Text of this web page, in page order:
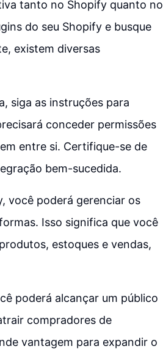
tanto no Shopify quanto no
do seu Shopify e busque
existem diversas
siga as instruções para
conceder permissões
entre si. Certifique-se de
bem-sucedida.
você poderá gerenciar os
Isso significa que você
estoques e vendas,
poderá alcançar um público
compradores de
vantagem para expandir o